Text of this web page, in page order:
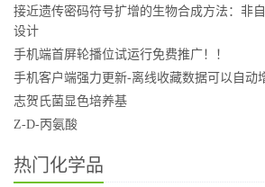
接近遗传密码符号扩增的生物合成方法：非
设计
手机端首屏轮播位试运行免费推广！！
手机客户端强力更新-离线收藏数据可以自动
志贺氏菌显色培养基
Z-D-丙氨酸
热门化学品